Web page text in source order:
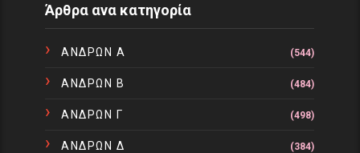
Άρθρα ανα κατηγορία
ΑΝΔΡΩΝ Α (544)
ΑΝΔΡΩΝ Β (484)
ΑΝΔΡΩΝ Γ (498)
ΑΝΔΡΩΝ Δ (384)